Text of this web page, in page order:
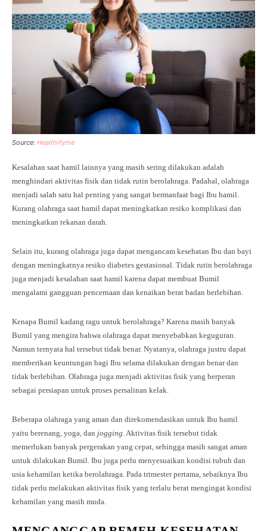
Source: Healthifyme
Kesalahan saat hamil lainnya yang masih sering dilakukan adalah
menghindari aktivitas fisik dan tidak rutin berolahraga. Padahal, olahraga
menjadi salah satu hal penting yang sangat bermanfaat bagi Ibu hamil.
Kurang olahraga saat hamil dapat meningkatkan resiko komplikasi dan
meningkatkan tekanan darah.
Selain itu, kurang olahraga juga dapat mengancam kesehatan Ibu dan bayi
dengan meningkatnya resiko diabetes gestasional. Tidak rutin berolahraga
juga menjadi kesalahan saat hamil karena dapat membuat Bumil
mengalami gangguan pencernaan dan kenaikan berat badan berlebihan.
Kenapa Bumil kadang ragu untuk berolahraga? Karena masih banyak
Bumil yang mengira bahwa olahraga dapat menyebabkan keguguran.
Namun ternyata hal tersebut tidak benar. Nyatanya, olahraga justru dapat
memberikan keuntungan bagi Ibu selama dilakukan dengan benar dan
tidak berlebihan. Olahraga juga menjadi aktivitas fisik yang berperan
sebagai persiapan untuk proses persalinan kelak.
Beberapa olahraga yang aman dan direkomendasikan untuk Ibu hamil
yaitu berenang, yoga, dan jogging. Aktivitas fisik tersebut tidak
memerlukan banyak pergerakan yang cepat, sehingga masih sangat aman
untuk dilakukan Bumil. Ibu juga perlu menyesuaikan kondisi tubuh dan
usia kehamilan ketika berolahraga. Pada trimester pertama, sebaiknya Ibu
tidak perlu melakukan aktivitas fisik yang terlalu berat mengingat kondisi
kehamilan yang masih muda.